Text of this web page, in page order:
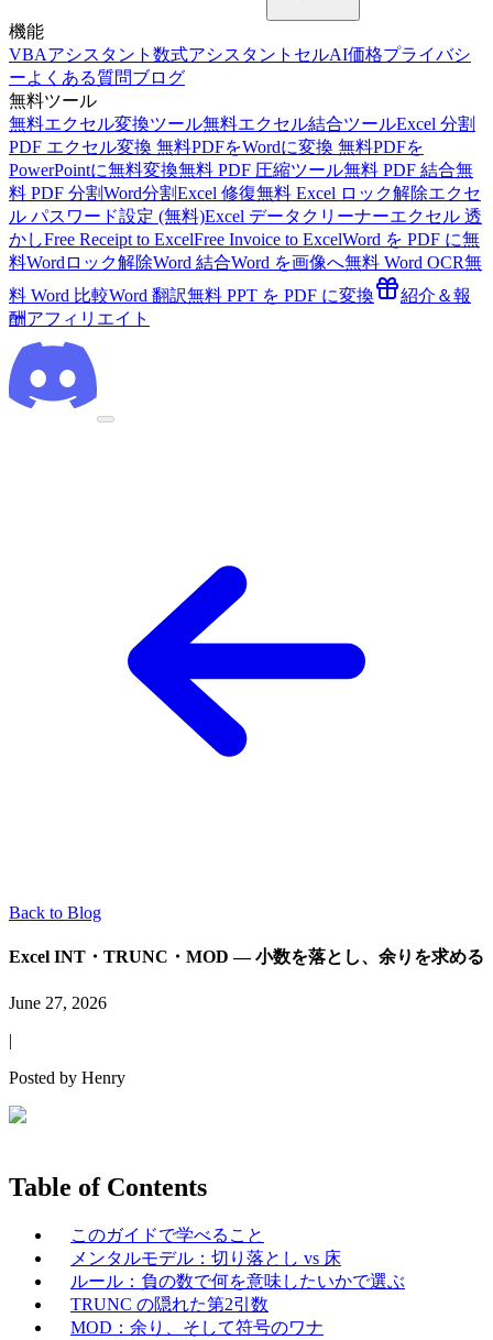
機能
VBAアシスタント 数式アシスタント セルAI価格プライバシ
ーよくある質問ブログ
無料ツール
無料エクセル変換ツール無料エクセル結合ツールExcel 分割
PDF エクセル変換 無料PDFをWordに変換 無料PDFを
PowerPointに無料変換無料 PDF 圧縮ツール無料 PDF 結合無
料 PDF 分割Word分割Excel 修復無料 Excel ロック解除エクセ
ル パスワード設定 (無料)Excel データクリーナーエクセル 透
かしFree Receipt to ExcelFree Invoice to ExcelWord を PDF に無
料Wordロック解除Word 結合Word を画像へ無料 Word OCR無
料 Word 比較Word 翻訳無料 PPT を PDF に変換
紹介＆報
酬アフィリエイト
Back to Blog
Excel INT・TRUNC・MOD — 小数を落とし、余りを求める
June 27, 2026
|
Posted by Henry
Table of Contents
このガイドで学べること
メンタルモデル：切り落とし vs 床
ルール：負の数で何を意味したいかで選ぶ
TRUNC の隠れた第2引数
MOD：余り、そして符号のワナ